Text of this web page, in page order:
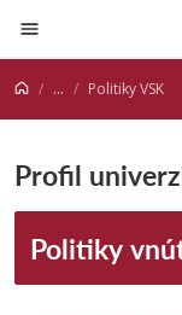
Prejsť na obsah
... Politiky VSK
Profil
Politiky